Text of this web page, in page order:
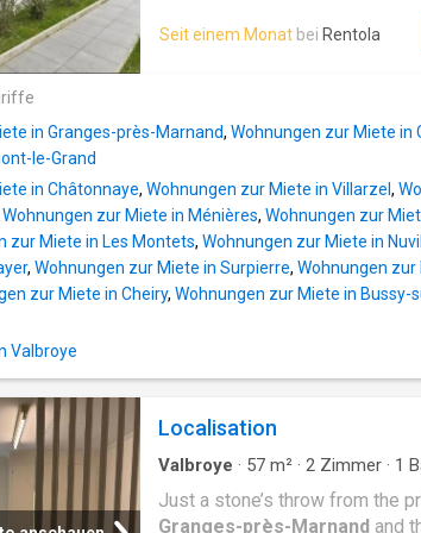
supplément. L'appartement
loué meublé, selon les
village deCombremont-le-
séjour donnant accès à une
chambres ainsi qu’une salle de
Seit einem Monat bei Rentola
in Granges-près-Marnand, Wohnungen zur Miete in
le-Grand
in Châtonnaye, Wohnungen zur Miete in Villarzel ,
Wohnungen zur Miete in Ménières, Wohnungen zur
zur Miete in Les Montets, Wohnungen zur Miete in
, Wohnungen zur Miete in Surpierre, Wohnungen
zur Miete in Cheiry, Wohnungen zur Miete in Bussy-
Valbroye
Localisation
Valbroye · 57 m² · 2 Zimmer · 1
Just a stone’s throw from the
Granges-près-Marnand and